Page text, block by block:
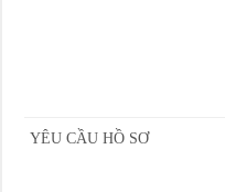
YÊU CẦU HỒ SƠ